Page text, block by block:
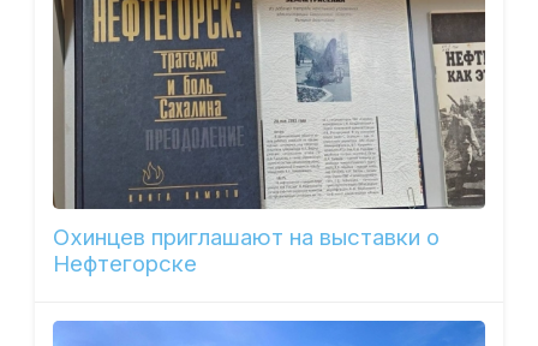
Охинцев приглашают на выставки о
Нефтегорске